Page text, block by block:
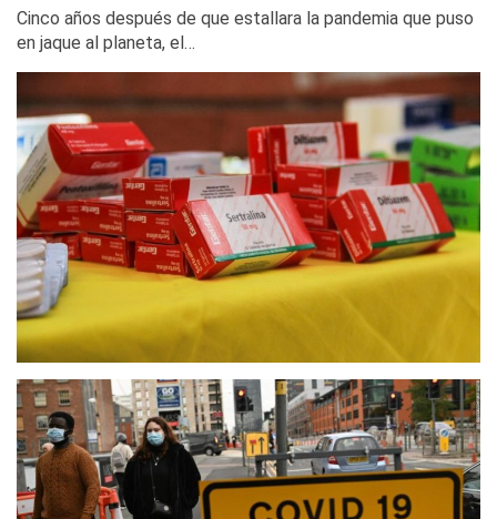
Cinco años después de que estallara la pandemia que puso
en jaque al planeta, el…